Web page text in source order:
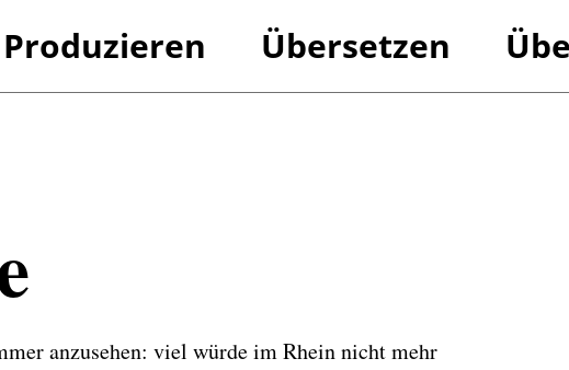
Produzieren Übersetzen
anzusehen: viel würde im Rhein nicht mehr